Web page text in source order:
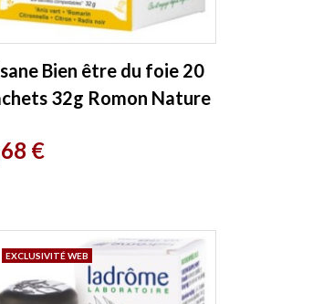
Bien être du foie 20
32g Romon Nature
€
EXCLUSIVITÉ WEB